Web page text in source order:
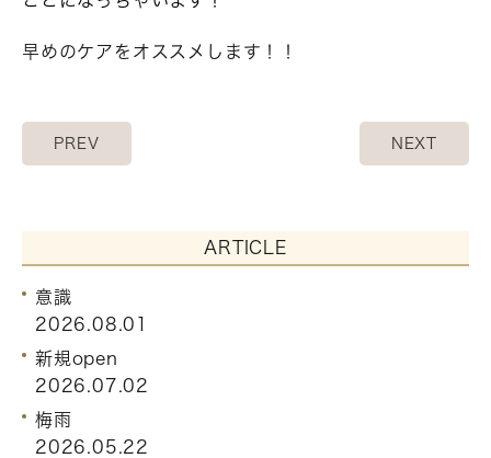
早めのケアをオススメします！！
PREV NEXT
ARTICLE
意識
2026.08.01
新規open
2026.07.02
梅雨
2026.05.22